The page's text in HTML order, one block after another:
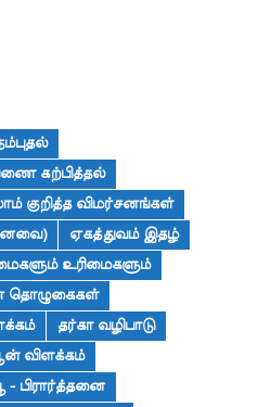
கற்பித்தல்
குறித்த விமர்சனங்கள்
ஏகத்துவம் இதழ்
உரிமைகளும்
தொழுகைகள்
தர்கா வழிபாடு
விளக்கம்
- பிரார்த்தனை